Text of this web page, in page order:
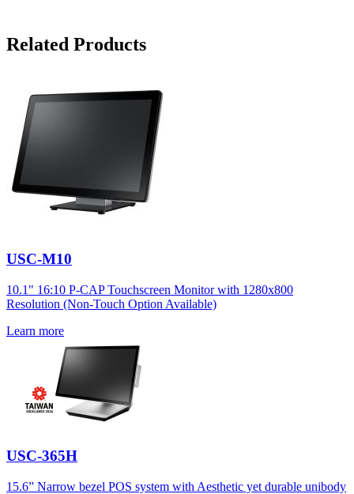
Related Products
USC-M10
10.1" 16:10 P-CAP Touchscreen Monitor with 1280x800
Resolution (Non-Touch Option Available)
Learn more
USC-365H
15.6” Narrow bezel POS system with Aesthetic yet durable unibody